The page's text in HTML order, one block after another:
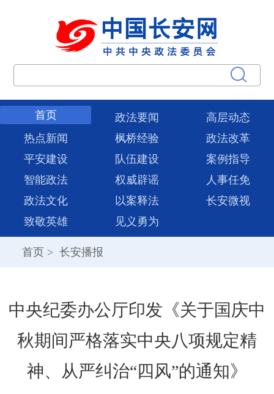
首页 政法要闻
高层动态
热点新闻
枫桥经验
政法改革
平安建设
队伍建设
案例指导
智能政法
权威辟谣
人事任免
政法文化
以案释法
长安微视
致敬英雄
见义勇为
首页 > 长安播报
中央纪委办公厅印发《关于国庆中
秋期间严格落实中央八项规定精
神、从严纠治“四风”的通知》